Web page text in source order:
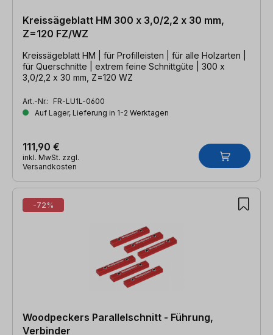
Kreissägeblatt HM 300 x 3,0/2,2 x 30 mm,
Z=120 FZ/WZ
Kreissägeblatt HM | für Profilleisten | für alle Holzarten |
für Querschnitte | extrem feine Schnittgüte | 300 x
3,0/2,2 x 30 mm, Z=120 WZ
Art.-Nr.: FR-LU1L-0600
Auf Lager, Lieferung in 1-2 Werktagen
111,90 €
inkl. MwSt. zzgl.
Versandkosten
-72%
Woodpeckers Parallelschnitt - Führung,
Verbinder